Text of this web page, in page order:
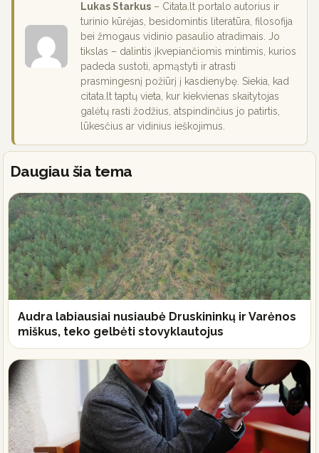
Lukas Starkus – Citata.lt portalo autorius ir
turinio kūrėjas, besidomintis literatūra, filosofija
bei žmogaus vidinio pasaulio atradimais. Jo
tikslas – dalintis įkvepiančiomis mintimis, kurios
padeda sustoti, apmąstyti ir atrasti
prasmingesnį požiūrį į kasdienybę. Siekia, kad
citata.lt taptų vieta, kur kiekvienas skaitytojas
galėtų rasti žodžius, atspindinčius jo patirtis,
lūkesčius ar vidinius ieškojimus.
Daugiau šia tema
Audra labiausiai nusiaubė Druskininkų ir Varėnos
miškus, teko gelbėti stovyklautojus